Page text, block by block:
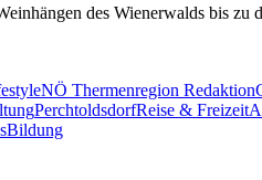
des Wienerwalds bis
NÖ Thermenregion Redaktion
PerchtoldsdorfReise & Freizeit
Bildung